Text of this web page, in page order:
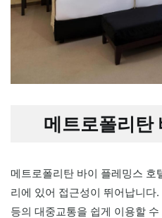
메트로폴리탄
메트로폴리탄 바이 플레밍스
리에 있어 접근성이 뛰어납니다
등의 대중교통을 쉽게 이용할